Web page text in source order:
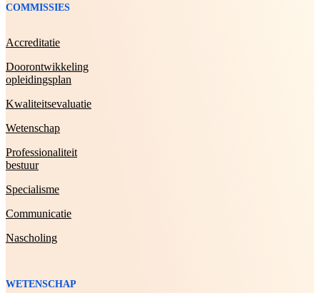
COMMISSIES
Accreditatie
Doorontwikkeling
opleidingsplan
Kwaliteitsevaluatie
Wetenschap
Professionaliteit
bestuur
Specialisme
Communicatie
Nascholing
WETENSCHAP